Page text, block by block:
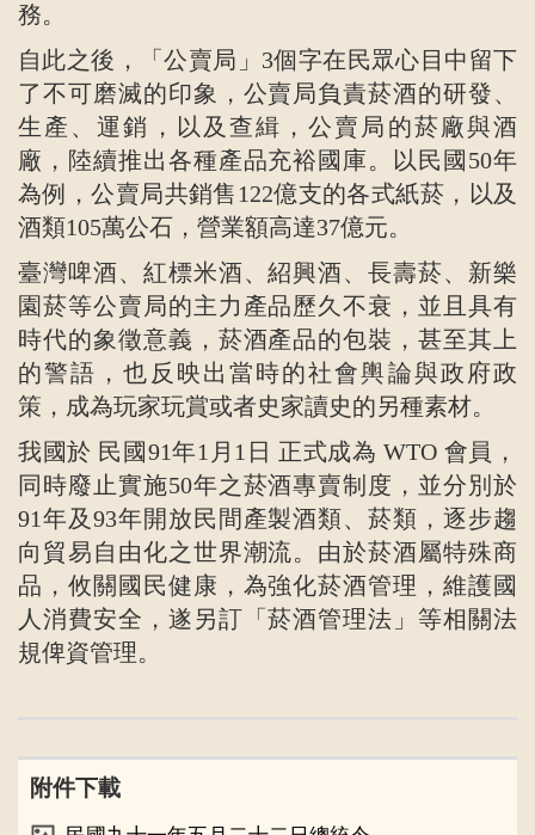
務。
自此之後，「公賣局」3個字在民眾心目中留下
了不可磨滅的印象，公賣局負責菸酒的研發、
生產、運銷，以及查緝，公賣局的菸廠與酒
廠，陸續推出各種產品充裕國庫。以民國50年
為例，公賣局共銷售122億支的各式紙菸，以及
酒類105萬公石，營業額高達37億元。
臺灣啤酒、紅標米酒、紹興酒、長壽菸、新樂
園菸等公賣局的主力產品歷久不衰，並且具有
時代的象徵意義，菸酒產品的包裝，甚至其上
的警語，也反映出當時的社會輿論與政府政
策，成為玩家玩賞或者史家讀史的另種素材。
我國於 民國91年1月1日 正式成為 WTO 會員，
同時廢止實施50年之菸酒專賣制度，並分別於
91年及93年開放民間產製酒類、菸類，逐步趨
向貿易自由化之世界潮流。由於菸酒屬特殊商
品，攸關國民健康，為強化菸酒管理，維護國
人消費安全，遂另訂「菸酒管理法」等相關法
規俾資管理。
附件下載